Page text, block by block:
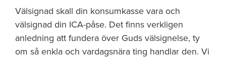
Välsignad skall din konsumkasse vara och
välsignad din ICA-påse. Det finns verkligen
anledning att fundera över Guds välsignelse, ty
om så enkla och vardagsnära ting handlar den. Vi